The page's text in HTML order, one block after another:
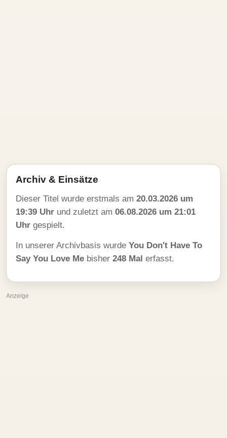
Archiv & Einsätze
Dieser Titel wurde erstmals am 20.03.2026 um
19:39 Uhr und zuletzt am 06.08.2026 um 21:01
Uhr gespielt.
In unserer Archivbasis wurde You Don't Have To
Say You Love Me bisher 248 Mal erfasst.
Anzeige